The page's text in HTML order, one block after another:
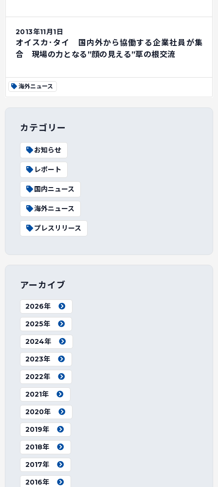
2013年11月1日
オイスカ･タイ 国内外から協働する企業社員が集
合 現場の力となる”顔の見える”草の根交流
海外ニュース
カテゴリー
お知らせ
レポート
国内ニュース
海外ニュース
プレスリリース
アーカイブ
2026年
2025年
2024年
2023年
2022年
2021年
2020年
2019年
2018年
2017年
2016年